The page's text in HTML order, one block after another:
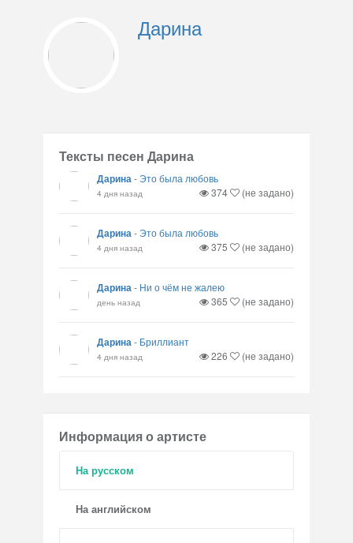
Дарина
Тексты песен Дарина
Дарина-Это была любовь
4 дня назад 374 (не задано)
Дарина-Это была любовь
4 дня назад 375 (не задано)
Дарина- Ни о чём не жалею
день назад 365 (не задано)
Дарина- Бриллиант
4 дня назад 226 (не задано)
Информация о артисте
На русском
На английском